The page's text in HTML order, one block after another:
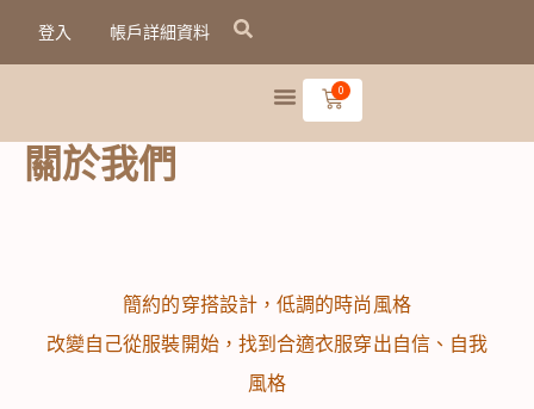
內
登入 帳戶詳細資料
0購
物
關於我們
簡約的穿搭設計，低調的時尚風格
改變自己從服裝開始，找到合適衣服穿出自信、自我
風格